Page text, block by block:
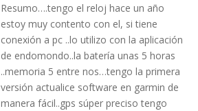
Resumo….tengo el reloj hace un año
estoy muy contento con el, si tiene
conexión a pc ..lo utilizo con la aplicación
de endomondo..la batería unas 5 horas
..memoria 5 entre nos…tengo la primera
versión actualice software en garmin de
manera fácil..gps súper preciso tengo